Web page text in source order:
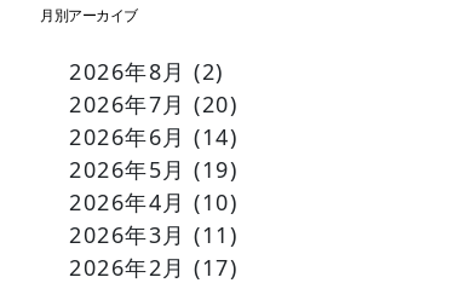
2026年8月 (2)
2026年7月 (20)
2026年6月 (14)
2026年5月 (19)
2026年4月 (10)
2026年3月 (11)
2026年2月 (17)